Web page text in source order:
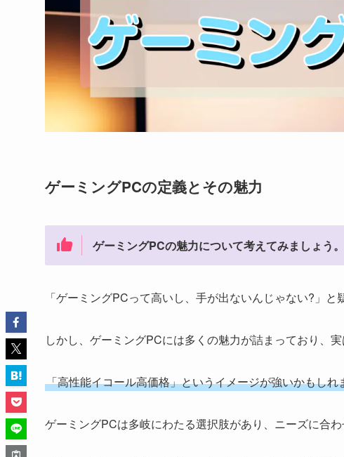
ゲーミングPCの定義とその魅力
ゲーミングPCの魅力について考えてみましょう。
「ゲーミングPCって高いし、手が出ないんじゃない?」と
しかし、ゲーミングPCには多くの魅力が詰まっており、
「高性能イコール高価格」というイメージが強いかもし
ゲーミングPCは多岐にわたる選択肢があり、ニーズに合